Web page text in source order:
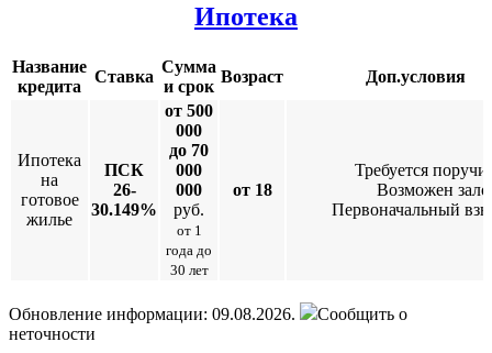
Ипотека
Название
кредита
Ставка
Сумма
и срок
Возраст Доп.условия
Ипотека
на
готовое
жилье
ПСК
26-
30.149%
от 500
000
до 70
000
000
руб.
от 1
года до
30 лет
от 18
Требуется
Возможен
Первоначальный
Обновление информации: 09.08.2026.
Сообщить о
неточности